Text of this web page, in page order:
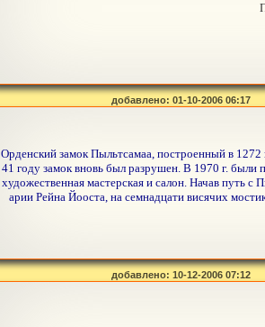
добавлено: 01-10-2006 06:17
Орденский замок Пыльтсамаа, построенный в 1272
41 году замок вновь был разрушен. В 1970 г. были
художественная мастерская и салон. Начав путь с
арии Рейна Йооста, на семнадцати висячих
добавлено: 10-12-2006 07:12